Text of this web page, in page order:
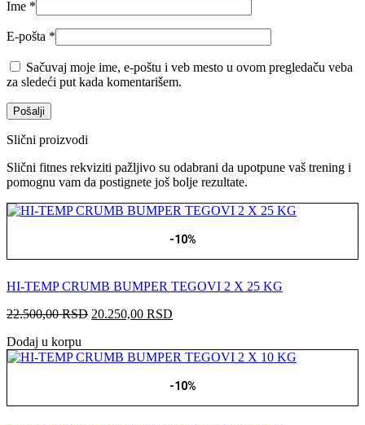
Ime *
E-pošta *
Sačuvaj moje ime, e-poštu i veb mesto u ovom pregledaču veba
za sledeći put kada komentarišem.
Slični proizvodi
Slični fitnes rekviziti pažljivo su odabrani da upotpune vaš trening i
pomognu vam da postignete još bolje rezultate.
-10%
HI-TEMP CRUMB BUMPER TEGOVI 2 X 25 KG
22.500,00RSD Originalna
bila:
20.250,00 RSD
20.250,00 RSD.
Dodaj u korpu
-10%